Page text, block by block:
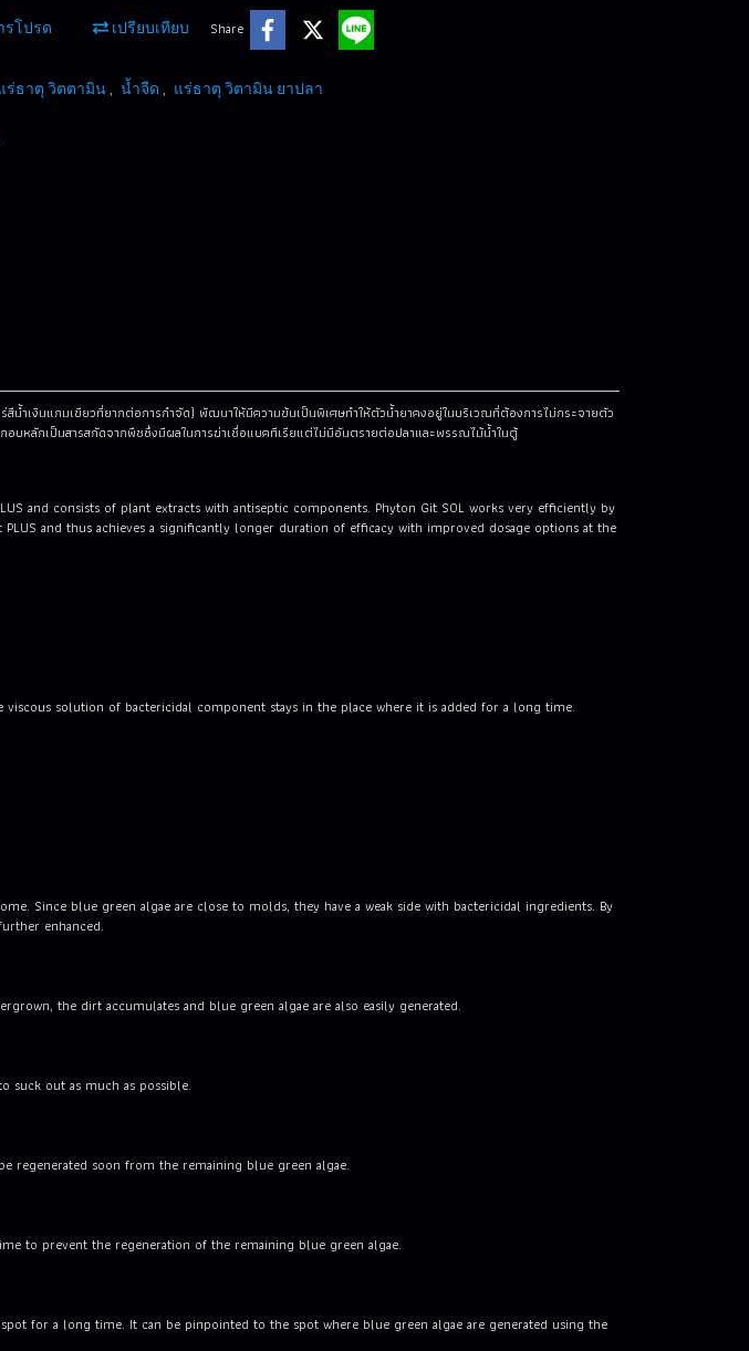
รโปรด เปรียบเทียบ Share
ร่ธาตุ วิตตามิน, น้ำจืด , แร่ธาตุ วิตามิน ยาปลา
ำเงินแกมเขียวที่ยากต่อการกำจัด) พัฒนาให้มีความข้นเป็นพิเศษทำให้ตัวน้ำยาคงอยู่ในบริเวณที่ต้องการไม่กระจายตัว
บหลักเป็นสารสกัดจากพืชซึ่งมีผลในการฆ่าเชื่อแบคทีเรียแต่ไม่มีอันตรายต่อปลาและพรรณไม้น้ำในตู้
and consists of plant extracts with antiseptic components. Phyton Git SOL works very efficiently by
and thus achieves a significantly longer duration of efficacy with improved dosage options at the
solution of bactericidal component stays in the place where it is added for a long time.
Since blue green algae are close to molds, they have a weak side with bactericidal ingredients. By
enhanced.
the dirt accumulates and blue green algae are also easily generated.
suck out as much as possible.
soon from the remaining blue green algae.
to prevent the regeneration of the remaining blue green algae.
for a long time. It can be pinpointed to the spot where blue green algae are generated using the